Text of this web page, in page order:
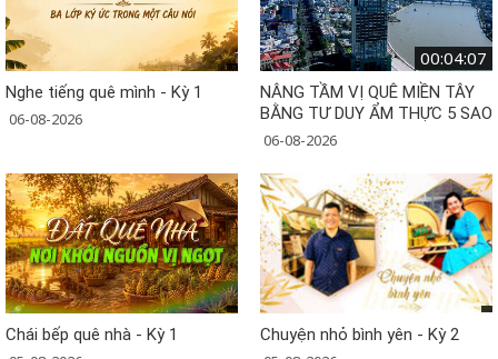
Nghe tiếng quê mình - Kỳ 1
06-08-2026
00:04:07
NÂNG TẦM VỊ QUÊ MIỀN TÂY
BẰNG TƯ DUY ẨM THỰC 5 SAO
06-08-2026
Chái bếp quê nhà - Kỳ 1
Chuyện nhỏ bình yên - Kỳ 2